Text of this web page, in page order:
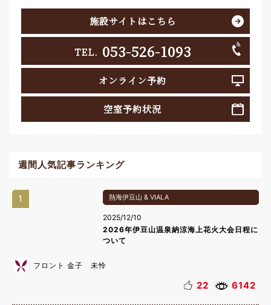
施設サイトはこちら
TEL. 053-526-1093
オンライン予約
空室予約状況
週間人気記事ランキング
1 熱海伊豆山 & VIALA
2025/12/10
2026年伊豆山温泉納涼海上花火大会日程に
ついて
フロント 金子 未怜
22 6142